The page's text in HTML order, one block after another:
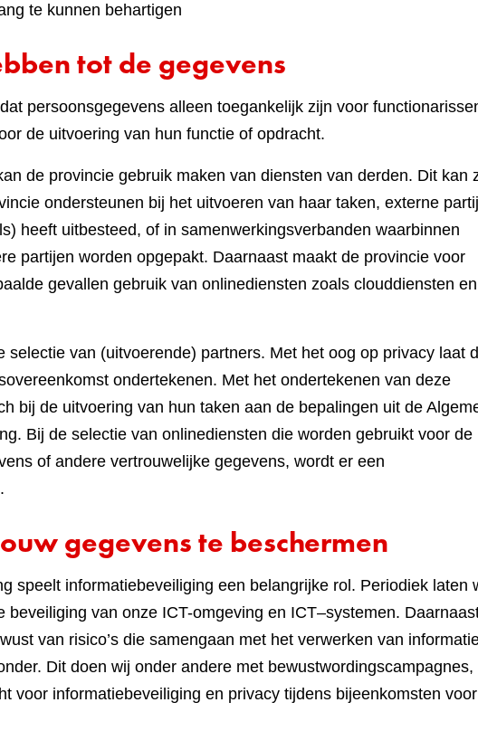
te kunnen behartigen
tot de gegevens
persoonsgegevens alleen toegankelijk zijn voor
de uitvoering van hun functie of opdracht.
de provincie gebruik maken van diensten van derden. Dit kan
ondersteunen bij het uitvoeren van haar taken, externe
heeft uitbesteed, of in samenwerkingsverbanden waarbinnen
partijen worden opgepakt. Daarnaast maakt de provincie voor
gevallen gebruik van onlinediensten zoals clouddiensten en
selectie van (uitvoerende) partners. Met het oog op privacy laat
ondertekenen. Met het ondertekenen van deze
bij de uitvoering van hun taken aan de bepalingen uit de
Bij de selectie van onlinediensten die worden gebruikt voor de
of andere vertrouwelijke gegevens, wordt er een
gegevens te beschermen
speelt informatiebeveiliging een belangrijke rol. Periodiek laten
beveiliging van onze ICT-omgeving en ICT–systemen.
van risico’s die samengaan met het verwerken van
Dit doen wij onder andere met bewustwordingscampagnes,
voor informatiebeveiliging en privacy tijdens bijeenkomsten voor